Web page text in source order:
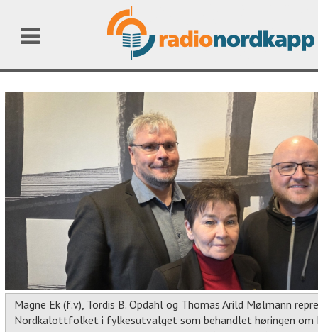
Magne Ek (f.v), Tordis B. Opdahl og Thomas Arild Mølmann
Nordkalottfolket i fylkesutvalget som behandlet høringen om